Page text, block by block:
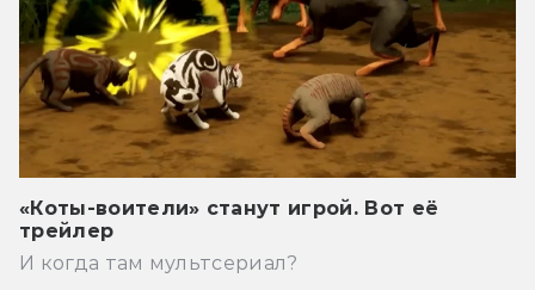
«Коты-воители» станут игрой. Вот её
трейлер
И когда там мультсериал?